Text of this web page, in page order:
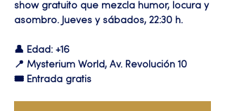
show gratuito que mezcla humor, locura y
asombro. Jueves y sábados, 22:30 h.
👤 Edad: +16
📍 Mysterium World, Av. Revolución 10
🎟️ Entrada gratis